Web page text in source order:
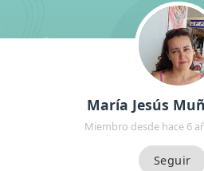
María Jesús
Miembro desde hace 6